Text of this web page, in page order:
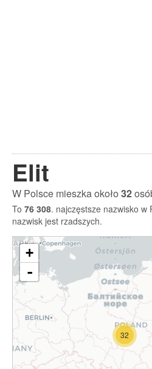
Elit
W Polsce mieszka około32
To 76 308. najczęstsze nazwisko w
nazwisk jest rzadszych.
32
+
-